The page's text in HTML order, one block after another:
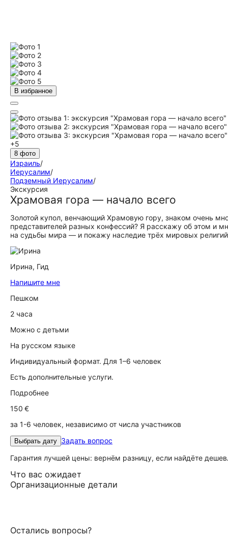
В избранное
+5
8 фото
Израиль/
Иерусалим/
Подземный Иерусалим/
Экскурсия
Храмовая гора — начало всего
Золотой купол, венчающий Храмовую гору, знаком очень
представителей разных конфессий? Я расскажу об этом и
на судьбы мира — и покажу наследие трёх мировых
Ирина, Гид
Напишите мне
Пешком
2 часа
Можно с детьми
На русском языке
Индивидуальный формат. Для 1–6 человек
Есть дополнительные услуги.
Подробнее
150 €
за 1-6 человек, независимо от числа участников
Выбрать дату Задать вопрос
Гарантия лучшей цены: вернём разницу, если найдёте
Что вас ожидает
Организационные детали
Остались вопросы?